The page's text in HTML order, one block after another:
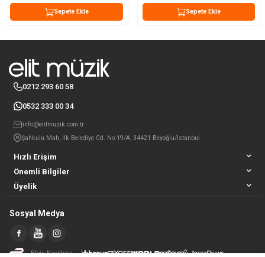
Sepete Ekle Sepete Ekle
Hızlı Erişim
Önemli Bilgiler
Üyelik
0212 293 60 58
0532 333 00 34
info@elitmuzik.com.tr
Şahkulu Mah, İlk Belediye Cd. No:19/A, 34421 Beyoğlu/İstanbul
Sosyal Medya
Etbis Kayıtlıdır